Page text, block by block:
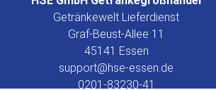
Getränkewelt Lieferdienst
Graf-Beust-Allee 11
45141 Essen
support@hse-essen.de
0201-83230-41